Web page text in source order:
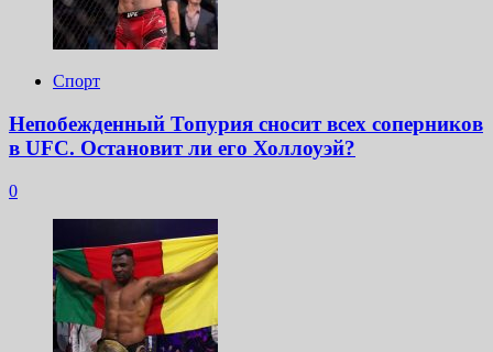
Спорт
Непобежденный Топурия сносит всех соперников
в UFC. Остановит ли его Холлоуэй?
0